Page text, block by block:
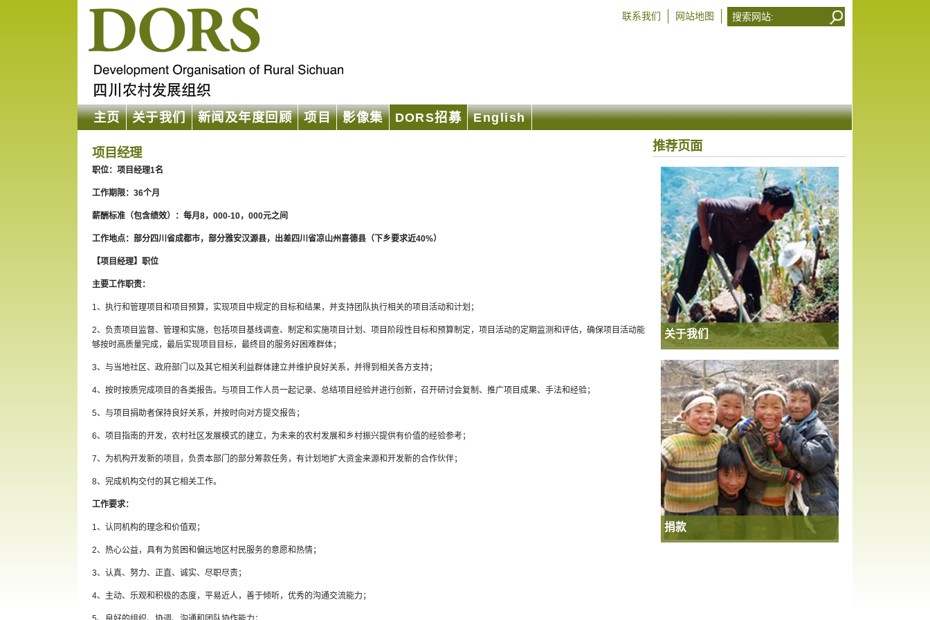
联系我们 网站地图
主页 关于我们 新闻及年度回顾 项目 影像集 DORS招募 English
项目经理
职位：项目经理1名
工作期限：36个月
薪酬标准（包含绩效）：每月8，000-10，000元之间
工作地点：部分四川省成都市，部分雅安汉源县，出差四川省凉山州喜德县（下乡要求近40%）
【项目经理】职位
主要工作职责：
1、执行和管理项目和项目预算，实现项目中规定的目标和结果，并支持团队执行相关的项目活动和计划；
2、负责项目监督、管理和实施，包括项目基线调查、制定和实施项目计划、项目阶段性目标和预算制定，项目活动的定期监测和评估，确保项目活动能
够按时高质量完成，最后实现项目目标，最终目的服务好困难群体；
3、与当地社区、政府部门以及其它相关利益群体建立并维护良好关系，并得到相关各方支持；
4、按时按质完成项目的各类报告。与项目工作人员一起记录、总结项目经验并进行创新，召开研讨会复制、推广项目成果、手法和经验；
5、与项目捐助者保持良好关系，并按时向对方提交报告；
6、项目指南的开发，农村社区发展模式的建立，为未来的农村发展和乡村振兴提供有价值的经验参考；
7、为机构开发新的项目，负责本部门的部分筹款任务，有计划地扩大资金来源和开发新的合作伙伴；
8、完成机构交付的其它相关工作。
工作要求：
1、认同机构的理念和价值观；
2、热心公益，具有为贫困和偏远地区村民服务的意愿和热情；
3、认真、努力、正直、诚实、尽职尽责；
4、主动、乐观和积极的态度，平易近人，善于倾听，优秀的沟通交流能力；
推荐页面
关于我们
捐款